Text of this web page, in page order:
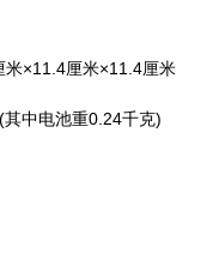
×11.4厘米×11.4厘米
中电池重0.24千克)